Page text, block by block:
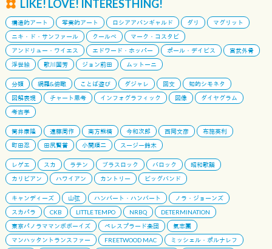
LIKE! LOVE! INTERESTHING!
構造的アート 写実的アート ロシアアバンギャルド ダリ
マグリット
ニキ・ド・サンファール
クールベ
マーク・コスタビ
アンドリュー・ワイエス
エドワード・ホッパー ポール・デイビス
宮武外骨
浮世絵
歌川国芳 ジョン前田 ムットーニ
分類 網羅&俯瞰 ことば遊び ダジャレ 回文
知的シモネタ
図解表現
チャート思考 インフォグラフィック 図像
ダイヤグラム
考古学
筒井康隆 遠藤周作 南方熊楠 今和次郎 西岡文彦
布施英利
町田忍
田尻賢誉 小関順二 スージー鈴木
レゲエ スカ ラテン ブラスロック バロック
昭和歌謡
カリビアン
ハワイアン カントリー ビッグバンド
キャンディーズ 山弦 ハンバート・ハンバート
ノラ・ジョーンズ
スカパラ
CKB LITTLE TEMPO NRBQ
DETERMINATION
東京パノラママンボボーイズ
ペレスプラード楽団
氣志團
マンハッタントランスファー
FREETWOOD MAC
ミッシェル・ポルナレフ